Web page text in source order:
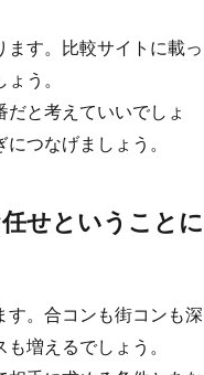
す。比較サイトに載っ
う。
と考えていいでしょ
つなげましょう。
せということに
す。合コンも街コンも深
増えるでしょう。